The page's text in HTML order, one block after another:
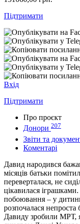
Підтримати
Вхід
Підтримати
Про проєкт
Донори 207
Звіти та
Коментарі
Давид народився
місяців батьки
переверталася, не
цікавилася
побоювання – у
розпочалася непроста
Давиду зробили МРТ,